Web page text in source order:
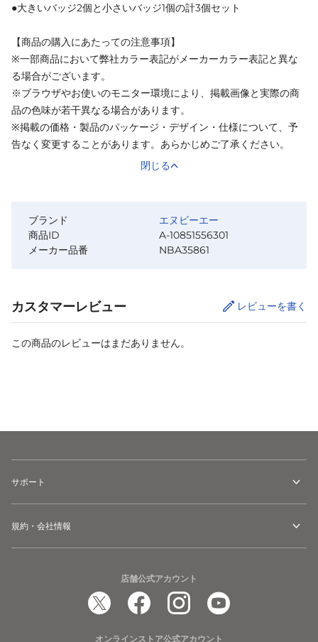
●大きいバッジ2個と小さいバッジ1個の計3個セット
【商品の購入にあたっての注意事項】
※一部商品において弊社カラー表記がメーカーカラー表記と異な
る場合がございます。
※ブラウザやお使いのモニター環境により、掲載画像と実際の商
品の色味が若干異なる場合があります。
※掲載の価格・製品のパッケージ・デザイン・仕様について、予
告なく変更することがあります。あらかじめご了承ください。
閉じる
ブランド
エヌビーエー
商品ID
A-10851556301
メーカー品番
NBA35861
カスタマーレビュー レビューを書く
この商品のレビューはまだありません。
サポート
規約・会社情報
店舗公式アカウント
オンラインストア公式アカウント